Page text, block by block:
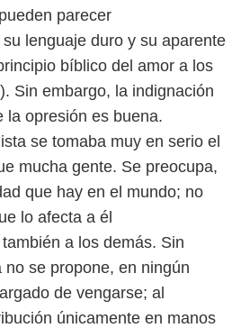
parecer
lenguaje duro y su aparente
bíblico del amor a los
Sin embargo, la indignación
la opresión es buena.
se tomaba muy en serio el
mucha gente. Se preocupa,
que hay en el mundo; no
lo afecta a él
a los demás. Sin
se propone, en ningún
gado de vengarse; al
únicamente en manos